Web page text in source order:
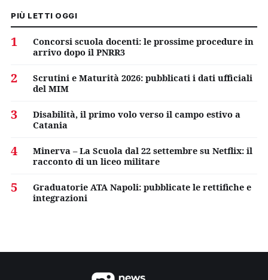
PIÙ LETTI OGGI
1
Concorsi scuola docenti: le prossime procedure in
arrivo dopo il PNRR3
2
Scrutini e Maturità 2026: pubblicati i dati ufficiali
del MIM
3
Disabilità, il primo volo verso il campo estivo a
Catania
4
Minerva – La Scuola dal 22 settembre su Netflix: il
racconto di un liceo militare
5
Graduatorie ATA Napoli: pubblicate le rettifiche e
integrazioni